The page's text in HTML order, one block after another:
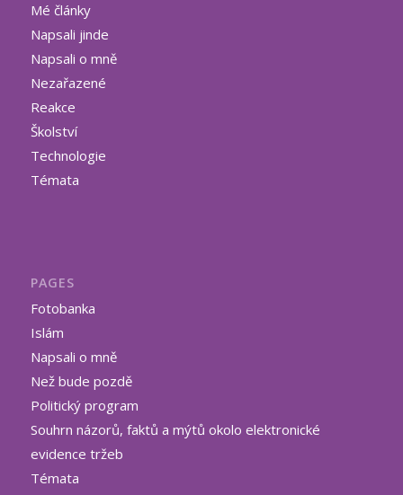
Mé články
Napsali jinde
Napsali o mně
Nezařazené
Reakce
Školství
Technologie
Témata
PAGES
Fotobanka
Islám
Napsali o mně
Než bude pozdě
Politický program
Souhrn názorů, faktů a mýtů okolo elektronické
evidence tržeb
Témata